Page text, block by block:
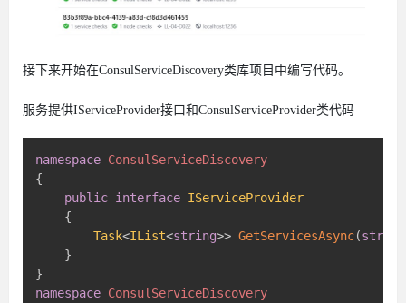
接下来开始在ConsulServiceDiscovery类库项目中编写代码。
服务提供IServiceProvider接口和ConsulServiceProvider类代码
namespace ConsulServiceDiscovery
{
public interface IServiceProvider
{
Task<IList<string>> GetServicesAsync(string
}
}
namespace ConsulServiceDiscovery